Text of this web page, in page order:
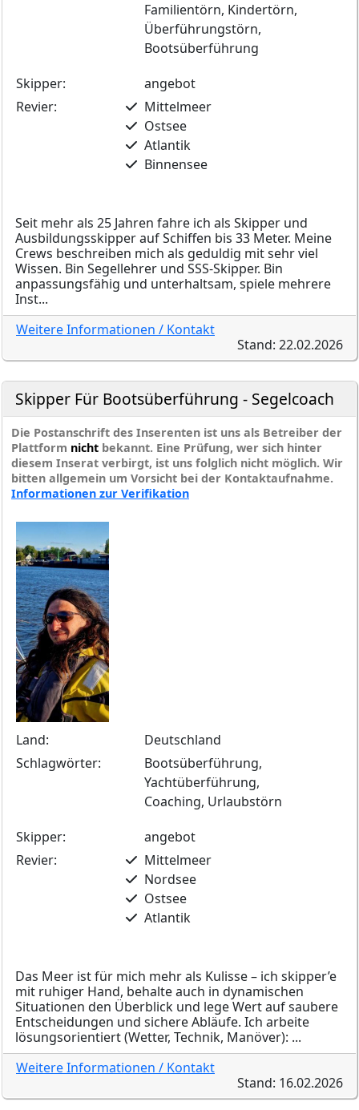
Familientörn, Kindertörn,
Überführungstörn,
Bootsüberführung
Skipper:
angebot
Revier:
Mittelmeer
Ostsee
Atlantik
Binnensee
Seit mehr als 25 Jahren fahre ich als Skipper und
Ausbildungsskipper auf Schiffen bis 33 Meter. Meine
Crews beschreiben mich als geduldig mit sehr viel
Wissen. Bin Segellehrer und SSS-Skipper. Bin
anpassungsfähig und unterhaltsam, spiele mehrere
Inst...
Weitere Informationen / Kontakt
Stand: 22.02.2026
Skipper Für Bootsüberführung - Segelcoach
Die Postanschrift des Inserenten ist uns als Betreiber der
Plattform nicht bekannt. Eine Prüfung, wer sich hinter
diesem Inserat verbirgt, ist uns folglich nicht möglich. Wir
bitten allgemein um Vorsicht bei der Kontaktaufnahme.
Informationen zur Verifikation
Land:
Deutschland
Schlagwörter:
Bootsüberführung,
Yachtüberführung,
Coaching, Urlaubstörn
Skipper:
angebot
Revier:
Mittelmeer
Nordsee
Ostsee
Atlantik
Das Meer ist für mich mehr als Kulisse – ich skipper’e
mit ruhiger Hand, behalte auch in dynamischen
Situationen den Überblick und lege Wert auf saubere
Entscheidungen und sichere Abläufe. Ich arbeite
lösungsorientiert (Wetter, Technik, Manöver): ...
Weitere Informationen / Kontakt
Stand: 16.02.2026